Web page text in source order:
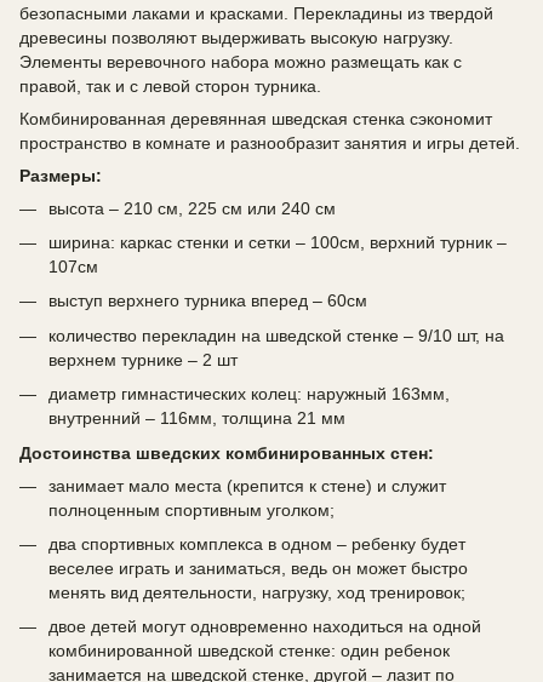
безопасными лаками и красками. Перекладины из твердой
древесины позволяют выдерживать высокую нагрузку.
Элементы веревочного набора можно размещать как с
правой, так и с левой сторон турника.
Комбинированная деревянная шведская стенка сэкономит
пространство в комнате и разнообразит занятия и игры детей.
Размеры:
высота – 210 см, 225 см или 240 см
ширина: каркас стенки и сетки – 100см, верхний турник –
107см
выступ верхнего турника вперед – 60см
количество перекладин на шведской стенке – 9/10 шт, на
верхнем турнике – 2 шт
диаметр гимнастических колец: наружный 163мм,
внутренний – 116мм, толщина 21 мм
Достоинства шведских комбинированных стен:
занимает мало места (крепится к стене) и служит
полноценным спортивным уголком;
два спортивных комплекса в одном – ребенку будет
веселее играть и заниматься, ведь он может быстро
менять вид деятельности, нагрузку, ход тренировок;
двое детей могут одновременно находиться на одной
комбинированной шведской стенке: один ребенок
занимается на шведской стенке, другой – лазит по